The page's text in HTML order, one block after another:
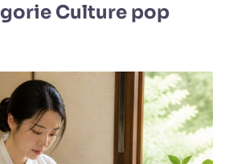
Culture pop